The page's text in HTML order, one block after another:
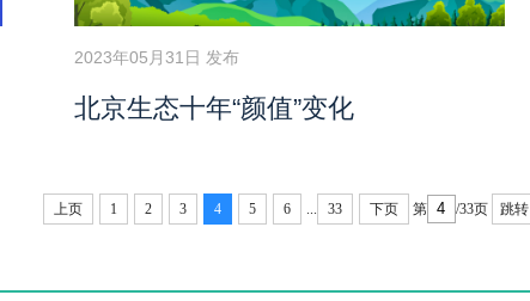
2023年05月31日 发布
北京生态十年“颜值”变化
上页 1 2 3 4 5 6 ... 33 下页 第 /33页 跳转